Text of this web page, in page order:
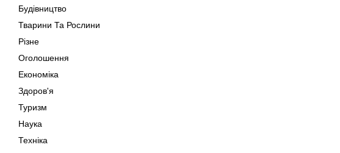
Будівництво
Тварини Та Рослини
Різне
Оголошення
Економіка
Здоров'я
Туризм
Наука
Техніка